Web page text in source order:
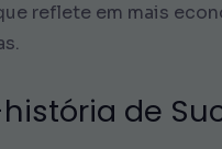
reflete em mais
de